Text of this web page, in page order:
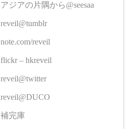
アジアの片隅から@seesaa
reveil@tumblr
note.com/reveil
flickr – hkreveil
reveil@twitter
reveil@DUCO
補完庫